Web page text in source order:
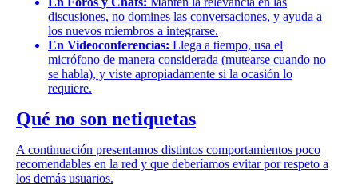
discusiones, no domines las conversaciones, y ayuda a
los nuevos miembros a integrarse.
En Videoconferencias: Llega a tiempo, usa el
micrófono de manera considerada (mutearse cuando no
se habla), y viste apropiadamente si la ocasión lo
requiere.
Qué no son netiquetas
A continuación presentamos distintos comportamientos poco
recomendables en la red y que deberíamos evitar por respeto a
los demás usuarios.